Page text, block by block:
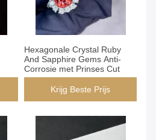
Hexagonale Crystal Ruby
And Sapphire Gems Anti-
Corrosie met Prinses Cut
Krijg Beste Prijs